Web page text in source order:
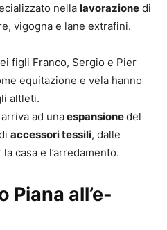
nella lavorazione di
vigogna e lane extrafini.
figli Franco, Sergio e Pier
equitazione e vela hanno
altleti.
ad unaespansionedel
accessori tessili, dalle
casa e l’arredamento.
Piana all’e-